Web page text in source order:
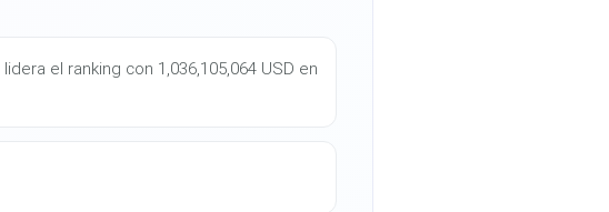
lidera el ranking con 1,036,105,064 USD en